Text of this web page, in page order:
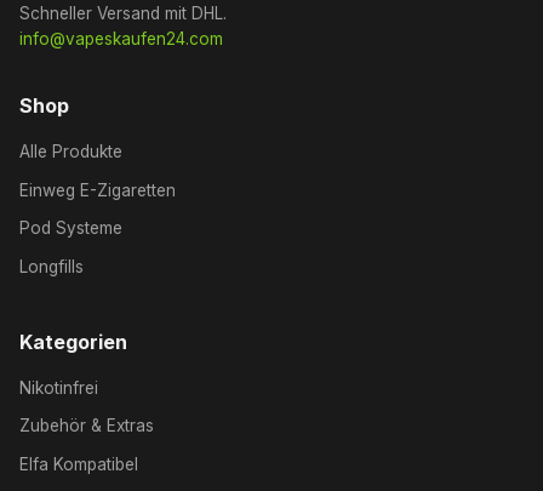
Schneller Versand mit DHL.
info@vapeskaufen24.com
Shop
Alle Produkte
Einweg E-Zigaretten
Pod Systeme
Longfills
Kategorien
Nikotinfrei
Zubehör & Extras
Elfa Kompatibel